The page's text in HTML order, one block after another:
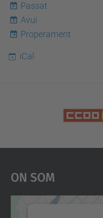
Passat
8
Avui
Properament
iCal
On Som